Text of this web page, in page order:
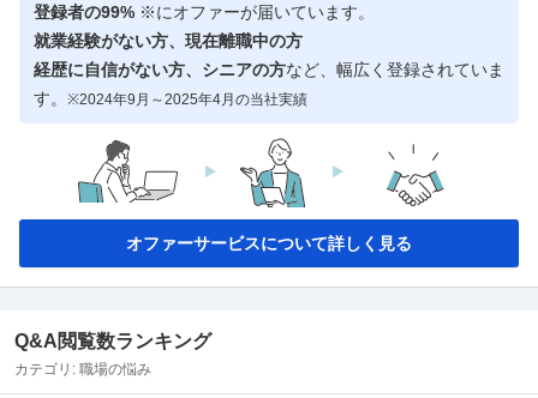
登録者の99% ※にオファーが届いています。
就業経験がない方、現在離職中の方
経歴に自信がない方、シニアの方など、幅広く登録されていま
す。 ※2024年9月～2025年4月の当社実績
オファーサービスについて詳しく見る
Q&A閲覧数ランキング
カテゴリ: 職場の悩み